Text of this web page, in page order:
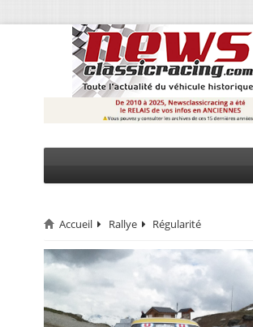
CIRCUIT
RALLYE
Accueil Rallye Régularité